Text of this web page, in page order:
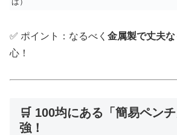
✅ ポイント：なるべく 金属製で丈夫
心！
🛒 100均にある「簡易ペン
強！